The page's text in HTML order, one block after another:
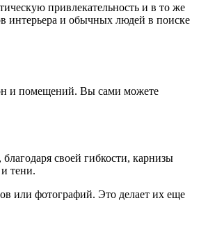
привлекательность и в то же
интерьера и обычных людей в поиске
и помещений. Вы сами можете
своей гибкости, карнизы
тени.
или фотографий. Это делает их еще